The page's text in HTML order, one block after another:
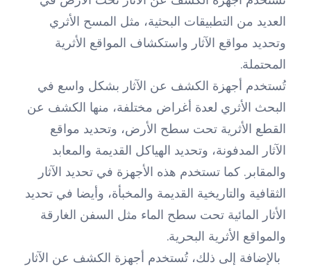
العديد من التطبيقات البحثية، مثل المسح الأثري
وتحديد مواقع الآثار واستكشاف المواقع الأثرية
المحتملة.
تُستخدم أجهزة الكشف عن الآثار بشكل واسع في
البحث الأثري لعدة أغراض مختلفة، منها الكشف عن
القطع الأثرية تحت سطح الأرض، وتحديد مواقع
الآثار المدفونة، وتحديد الهياكل القديمة والمعابد
والمقابر. كما تستخدم هذه الأجهزة في تحديد الآثار
الثقافية والتاريخية القديمة والمخبأة، وأيضا في تحديد
الأثار المائية تحت سطح الماء مثل السفن الغارقة
والمواقع الأثرية البحرية.
بالإضافة إلى ذلك، تُستخدم أجهزة الكشف عن الآثار